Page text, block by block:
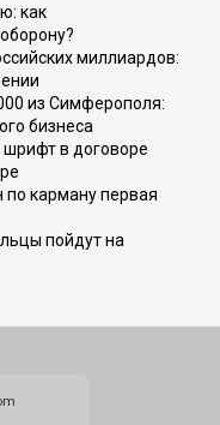
как
миллиардов:
из Симферополя:
бизнеса
шрифт в договоре
по карману первая
пойдут на